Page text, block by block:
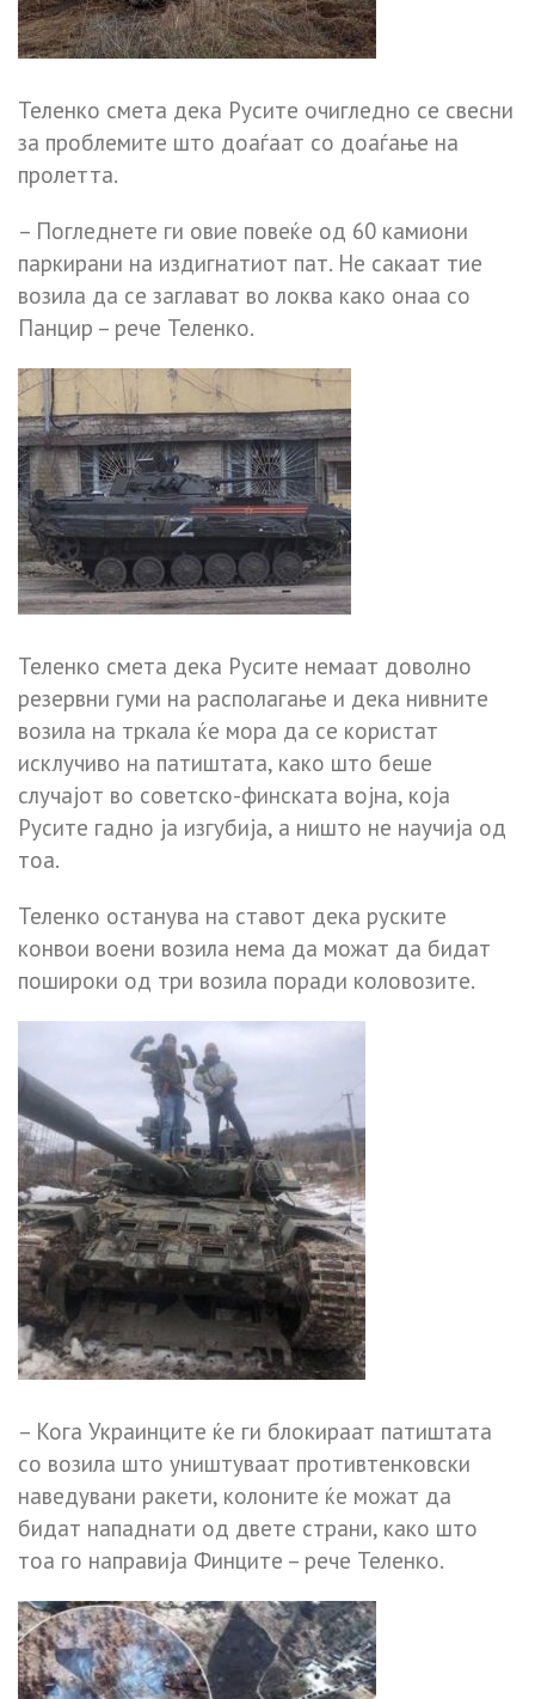
Теленко смета дека Русите очигледно се свесни
за проблемите што доаѓаат со доаѓање на
пролетта.
– Погледнете ги овие повеќе од 60 камиони
паркирани на издигнатиот пат. Не сакаат тие
возила да се заглават во локва како онаа со
Панцир – рече Теленко.
Теленко смета дека Русите немаат доволно
резервни гуми на располагање и дека нивните
возила на тркала ќе мора да се користат
исклучиво на патиштата, како што беше
случајот во советско-финската војна, која
Русите гадно ја изгубија, а ништо не научија од
тоа.
Теленко останува на ставот дека руските
конвои воени возила нема да можат да бидат
пошироки од три возила поради коловозите.
– Кога Украинците ќе ги блокираат патиштата
со возила што уништуваат противтенковски
наведувани ракети, колоните ќе можат да
бидат нападнати од двете страни, како што
тоа го направија Финците – рече Теленко.